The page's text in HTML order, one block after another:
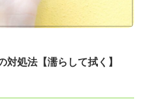
処法【濡らして拭く】